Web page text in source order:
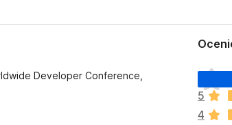
Developer Conference,
N
i
e
m
5
4